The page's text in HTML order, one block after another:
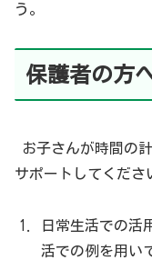
う。
保護者の方
お子さんが時間の
サポートしてくださ
日常生活での活
活での例を用い